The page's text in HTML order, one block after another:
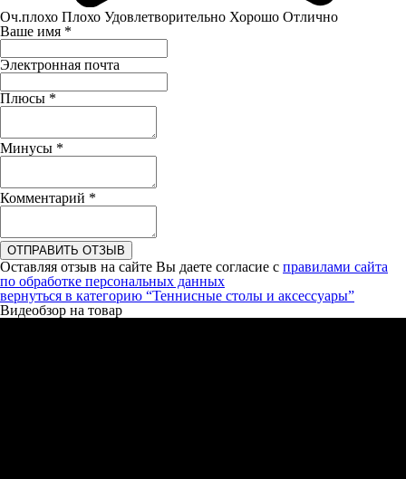
Оч.плохо Плохо Удовлетворительно Хорошо Отлично
Ваше имя *
Электронная почта
Плюсы *
Минусы *
Комментарий *
ОТПРАВИТЬ ОТЗЫВ
Оставляя отзыв на сайте Вы даете согласие с правилами сайта
по обработке персональных данных
вернуться в категорию “Теннисные столы и аксессуары”
Видеобзор на товар